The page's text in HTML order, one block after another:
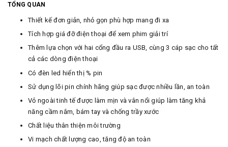
TỔNG QUAN
Thiết kế đơn giản, nhỏ gọn phù hợp mang đi xa
Tích hợp giá đỡ điện thoại để xem phim giải trí
Thêm lựa chọn với hai cổng đầu ra USB, cùng 3 cáp sạc cho tất
cả các dòng điện thoại
Có đèn led hiển thị % pin
Sử dụng lõi pin chính hãng giúp sạc được nhiều lần, an toàn
Vỏ ngoài tinh tế được làm mịn và vân nổi giúp làm tăng khả
năng cầm nắm, bám tay và chống trầy xước
Chất liệu thân thiện môi trường
Vi mạch chất lượng cao, tăng độ an toàn